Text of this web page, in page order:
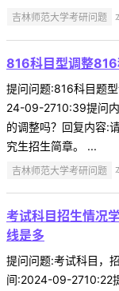
吉林师范大学考研问题
816科目型调整816
提问问题:816科目题
24-09-2710:39提问
的调整吗？回复内容:
究生招生简章。 ...
吉林师范大学考研问题
考试科目招生情况
线是多
提问问题:考试科目，
间:2024-09-2710:22